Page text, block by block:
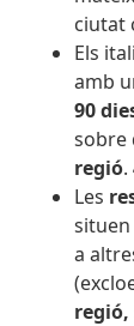
ciutat
Els
amb
90
sobre
regió.
Les
situen
a
regió,